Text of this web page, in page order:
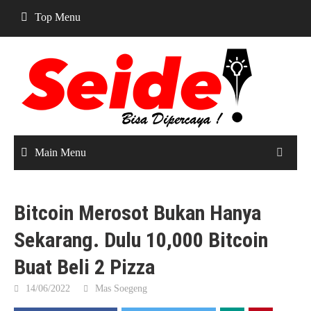
content
Top Menu
Main Menu
Bitcoin Merosot Bukan Hanya
Sekarang. Dulu 10,000 Bitcoin
Buat Beli 2 Pizza
14/06/2022 Mas Soegeng